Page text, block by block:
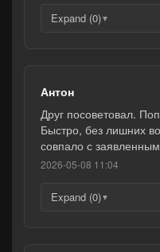
Expand (0)▼
Антон
Друг посоветовал.
Быстро, без лишних
совпало с
2026-05-08 11:04
Expand (0)▼